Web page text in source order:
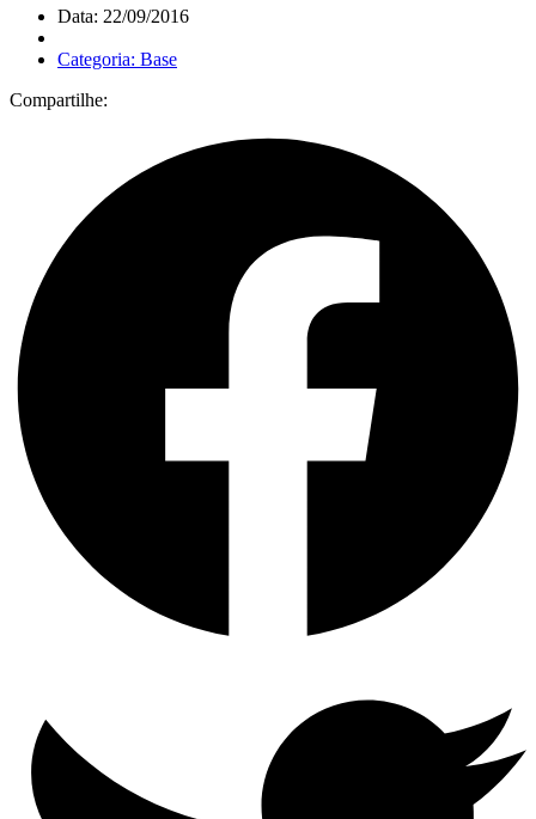
Data: 22/09/2016
Categoria: Base
Compartilhe: